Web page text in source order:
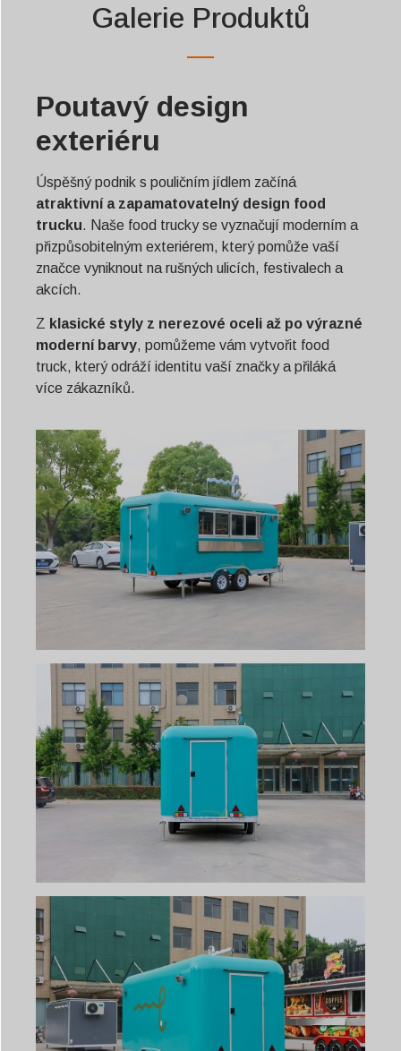
Galerie Produktů
Poutavý design
exteriéru
Úspěšný podnik s pouličním jídlem začíná
atraktivní a zapamatovatelný design food
trucku. Naše food trucky se vyznačují moderním a
přizpůsobitelným exteriérem, který pomůže vaší
značce vyniknout na rušných ulicích, festivalech a
akcích.
Z klasické styly z nerezové oceli až po výrazné
moderní barvy, pomůžeme vám vytvořit food
truck, který odráží identitu vaší značky a přiláká
více zákazníků.